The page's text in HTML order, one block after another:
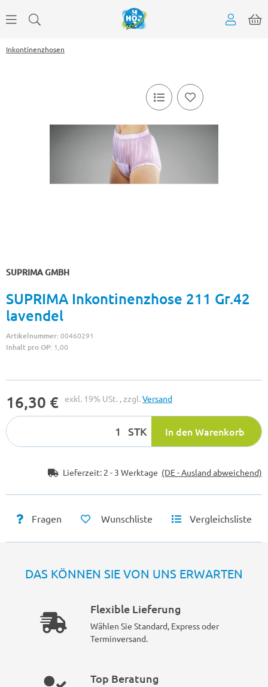
Inkontinenzhosen
SUPRIMA GMBH
SUPRIMA Inkontinenzhose 211 Gr.42
lavendel
Artikelnummer:00460291
Inhalt pro OP: 1,00
16,30 € exkl. 19% USt. , zzgl.Versand
STK In den Warenkorb
Lieferzeit: 2 - 3 Werktage (DE - Ausland abweichend)
Fragen Wunschliste Vergleichsliste
DAS KÖNNEN SIE VON UNS ERWARTEN
Flexible Lieferung
Wählen Sie Standard, Express oder
Terminversand.
Top Beratung